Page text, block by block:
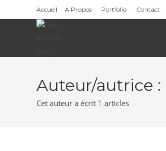
to
Accueil A Propos Portfolio Contact
Auteur/autrice :
Cet auteur a écrit 1 articles